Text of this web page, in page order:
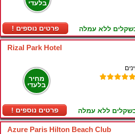
בלעדי
! פרטים נוספים ללא עמלה
Rizal Park Hotel
מחיר
בלעדי
! פרטים נוספים ללא עמלה
Azure Paris Hilton Beach Club